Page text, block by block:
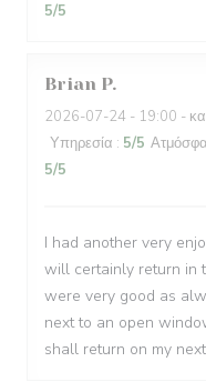
5/5
Brian P
2026-07-24 - 19:00 -
Υπηρεσία : 5/5
5/5
I had another very
will certainly return in
were very good as
next to an open
shall return on my